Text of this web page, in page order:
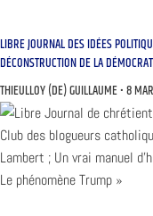
LIBRE JOURNAL DES IDÉES
DÉCONSTRUCTION DE LA
THIEULLOY (DE) GUILLAUME 8